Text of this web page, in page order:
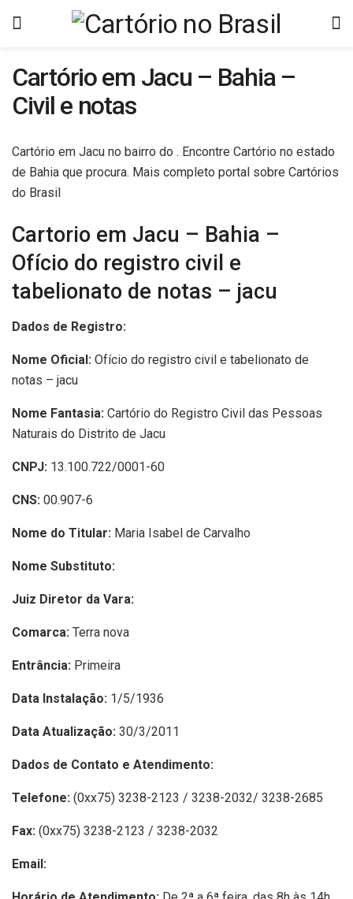
Cartório em Jacu – Bahia –
Civil e notas
Cartório em Jacu no bairro do . Encontre Cartório no estado
de Bahia que procura. Mais completo portal sobre Cartórios
do Brasil
Cartorio em Jacu – Bahia –
Ofício do registro civil e
tabelionato de notas – jacu
Dados de Registro:
Nome Oficial: Ofício do registro civil e tabelionato de
notas – jacu
Nome Fantasia: Cartório do Registro Civil das Pessoas
Naturais do Distrito de Jacu
CNPJ: 13.100.722/0001-60
CNS: 00.907-6
Nome do Titular: Maria Isabel de Carvalho
Nome Substituto:
Juiz Diretor da Vara:
Comarca: Terra nova
Entrância: Primeira
Data Instalação: 1/5/1936
Data Atualização: 30/3/2011
Dados de Contato e Atendimento:
Telefone: (0xx75) 3238-2123 / 3238-2032/ 3238-2685
Fax: (0xx75) 3238-2123 / 3238-2032
Email: